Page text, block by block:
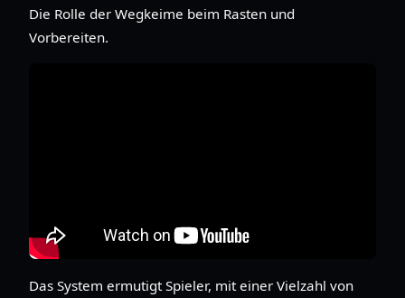
Die Rolle der Wegkeime beim Rasten und
Vorbereiten.
Das System ermutigt Spieler, mit einer Vielzahl von